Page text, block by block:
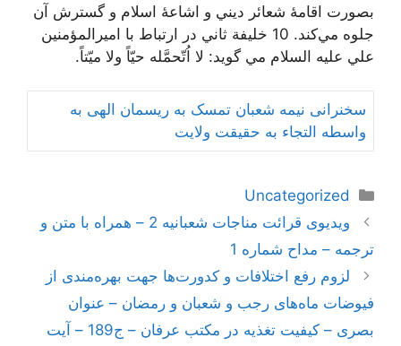
بصورت اقامۀ شعائر ديني و اشاعۀ اسلام و گسترش آن
جلوه مي‌كند. 10 خليفة ثاني در ارتباط با اميرالمؤمنين
علي عليه السلام مي گوید: لا اُتّحمَّله حيّاً ولا ميّتاً.
سخنرانی نیمه شعبان تمسک به ریسمان الهی به
واسطه التجاء به حقیقت ولایت
دسته‌ها
Uncategorized
ناوبری
ویدیوی قرائت مناجات شعبانیه 2 – همراه با متن و
ترجمه – مداح شماره 1
لزوم رفع اختلافات و کدورت‌ها جهت بهره‌مندی از
فیوضات ماه‌های رجب و شعبان و رمضان – عنوان
بصری – کیفیت تغذیه در مکتب عرفان – ج189 – آیت‌